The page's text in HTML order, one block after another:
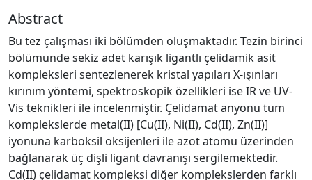
Abstract
Bu tez çalışması iki bölümden oluşmaktadır. Tezin birinci
bölümünde sekiz adet karışık ligantlı çelidamik asit
kompleksleri sentezlenerek kristal yapıları X-ışınları
kırınım yöntemi, spektroskopik özellikleri ise IR ve UV-
Vis teknikleri ile incelenmiştir. Çelidamat anyonu tüm
komplekslerde metal(II) [Cu(II), Ni(II), Cd(II), Zn(II)]
iyonuna karboksil oksijenleri ile azot atomu üzerinden
bağlanarak üç dişli ligant davranışı sergilemektedir.
Cd(II) çelidamat kompleksi diğer komplekslerden farklı